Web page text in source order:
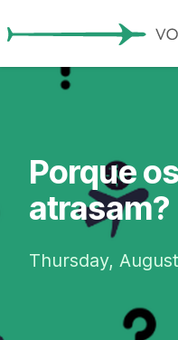
Porque
atrasam?
Thursday,